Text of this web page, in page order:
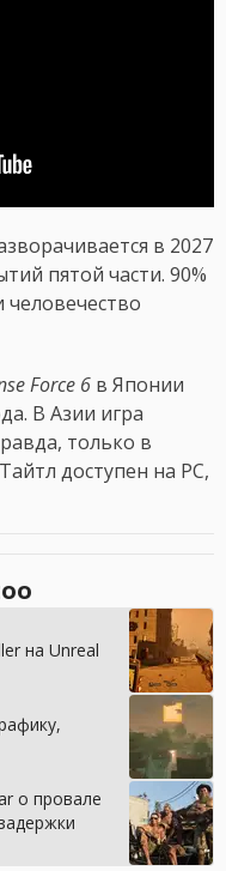
в 2027
пятой части. 90%
Force 6 в Японии
В Азии игра
только в
доступен на PC,
на Unreal
о провале